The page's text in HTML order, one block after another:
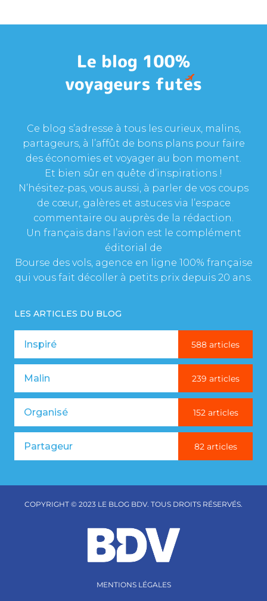
Ce blog s’adresse à tous les curieux, malins,
partageurs, à l’affût de bons plans pour faire
des économies et voyager au bon moment.
Et bien sûr en quête d’inspirations !
N’hésitez-pas, vous aussi, à parler de vos coups
de cœur, galères et astuces via l’espace
commentaire ou auprès de la rédaction.
Un français dans l’avion est le complément
éditorial de
Bourse des vols, agence en ligne 100% française
qui vous fait décoller à petits prix depuis 20 ans.
LES ARTICLES DU BLOG
Inspiré 588 articles
Malin 239 articles
Organisé 152 articles
Partageur 82 articles
COPYRIGHT © 2023 LE BLOG BDV. TOUS DROITS RÉSERVÉS.
MENTIONS LÉGALES